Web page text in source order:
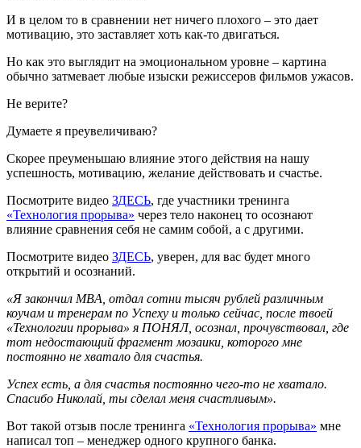
И в целом то в сравнении нет ничего плохого – это дает
мотивацию, это заставляет хоть как-то двигаться.
Но как это выглядит на эмоциональном уровне – картина
обычно затмевает любые изыски режиссеров фильмов ужасов.
Не верите?
Думаете я преувеличиваю?
Скорее преуменьшаю влияние этого действия на нашу
успешность, мотивацию, желание действовать и счастье.
Посмотрите видео ЗДЕСЬ, где участники тренинга
«Технология прорыва» через тело наконец то осознают
влияние сравнения себя не самим собой, а с другими.
Посмотрите видео ЗДЕСЬ, уверен, для вас будет много
открытий и осознаний.
«Я закончил MBA , отдал сотни тысяч рублей различным
коучам и тренерам по Успеху и только сейчас, после твоей
«Технологии прорыва» я ПОНЯЛ, осознал, прочувствовал, где
тот недостающий фрагмент мозаики, которого мне
постоянно не хватало для счастья.
Успех есть, а для счастья постоянно чего-то не хватало.
Спасибо Николай, ты сделал меня счастливым».
Вот такой отзыв после тренинга «Технология прорыва» мне
написал топ – менеджер одного крупного банка.